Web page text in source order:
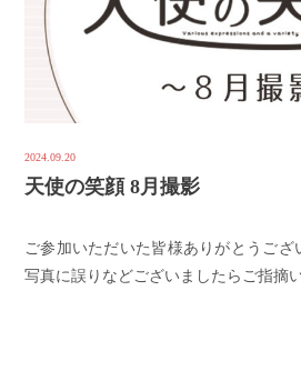
2024.09.20
天使の笑顔 8月撮影
ご参加いただいた皆様ありがとうご
写真に誤りなどございましたらご指摘